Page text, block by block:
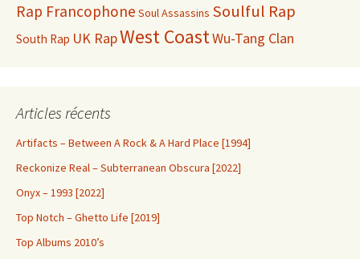
Rap Francophone Soul Assassins Soulful Rap
South Rap UK RapWest CoastWu-Tang Clan
Articles récents
Artifacts – Between A Rock & A Hard Place [1994]
Reckonize Real – Subterranean Obscura [2022]
Onyx – 1993 [2022]
Top Notch – Ghetto Life [2019]
Top Albums 2010’s